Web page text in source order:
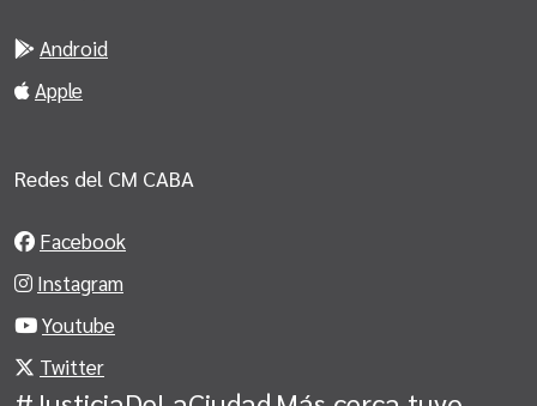
Android
Apple
Redes del CM CABA
Facebook
Instagram
Youtube
Twitter